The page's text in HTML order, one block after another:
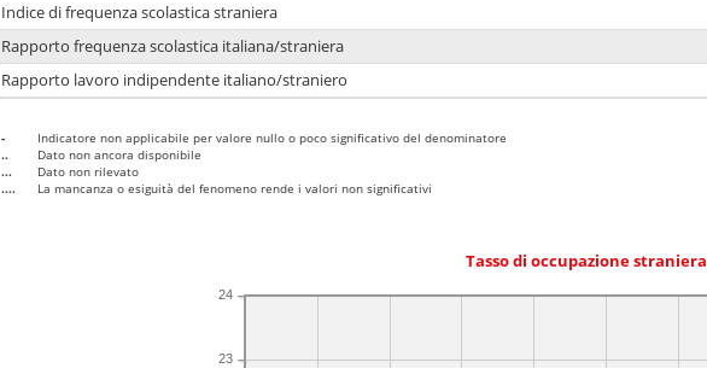
Indice di frequenza scolastica straniera
Rapporto frequenza scolastica italiana/straniera
Rapporto lavoro indipendente italiano/straniero
-
Indicatore non applicabile per valore nullo o poco significativo del denominatore
..
Dato non ancora disponibile
...
Dato non rilevato
....
La mancanza o esiguità del fenomeno rende i valori non significativi
Tasso di occupazione straniera
23
24